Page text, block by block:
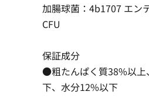
加腸球菌：4b1707 エン
CFU
保証成分
●粗たんぱく質38%以上
下、水分12%以下